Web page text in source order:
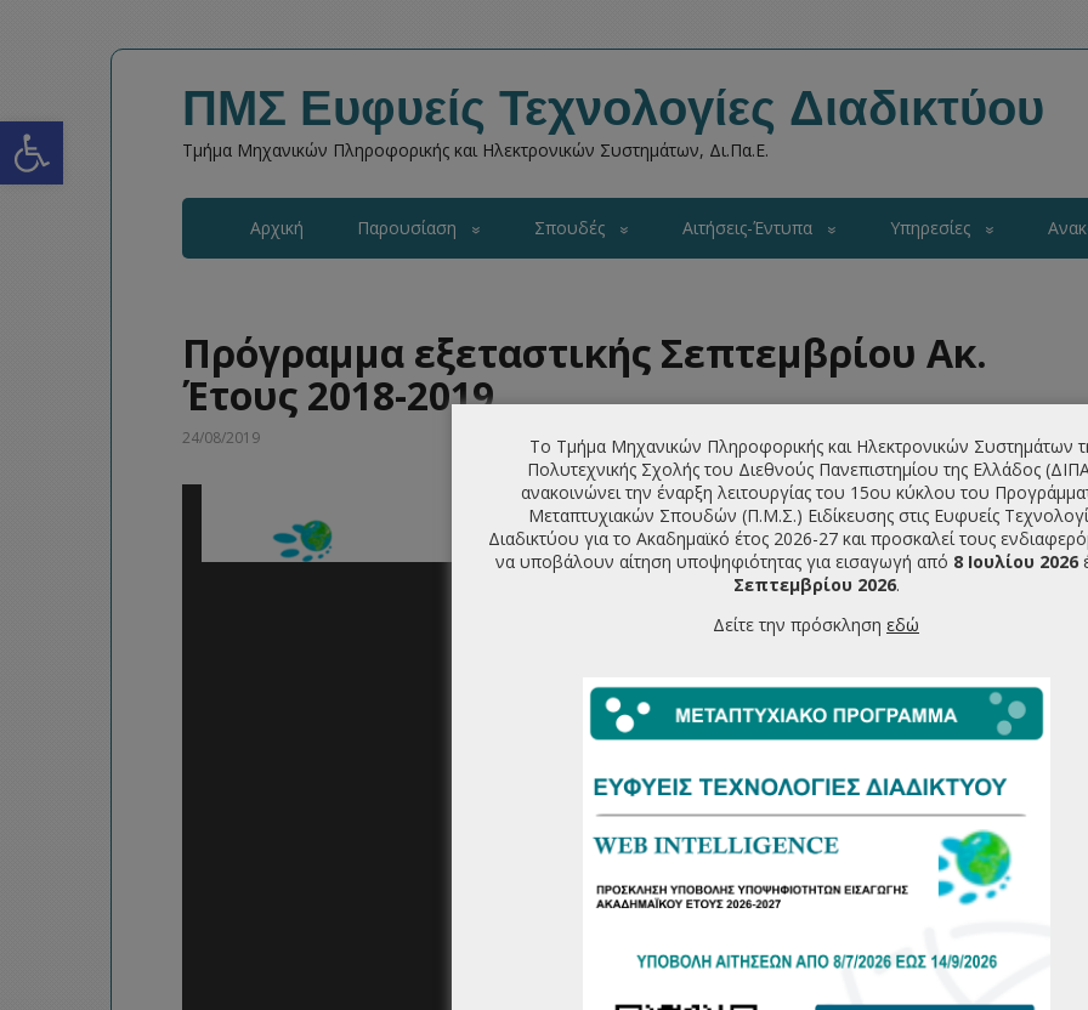
Open toolbar ΠΜΣ Ευφυείς Τεχνολογίες Διαδικτύου
Τμήμα Μηχανικών Πληροφορικής και Ηλεκτρονικών Συστημάτων, Δι.Πα.Ε.
Αρχική Παρουσίαση Σπουδές Αιτήσεις-Έντυπα Υπηρεσίες
Πρόγραμμα εξεταστικής Σεπτεμβρίου Ακ.
Έτους 2018-2019
24/08/2019
Το Τμήμα Μηχανικών Πληροφορικής και Ηλεκτρονικών Συστημάτων
Πολυτεχνικής Σχολής του Διεθνούς Πανεπιστημίου της Ελλάδος
ανακοινώνει την έναρξη λειτουργίας του 15ου κύκλου του
Μεταπτυχιακών Σπουδών (Π.Μ.Σ.) Ειδίκευσης στις Ευφυείς
Διαδικτύου για το Ακαδημαϊκό έτος 2026-27 και προσκαλεί τους
να υποβάλουν αίτηση υποψηφιότητας για εισαγωγή από 8 Ιουλίου 2026
Σεπτεμβρίου 2026.
Δείτε την πρόσκληση εδώ